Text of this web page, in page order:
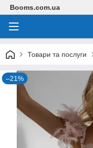
Booms.com.ua
Товари та послуги
–21%